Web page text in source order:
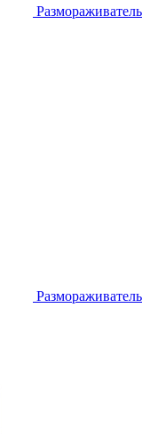
Размораживатель
Размораживатель